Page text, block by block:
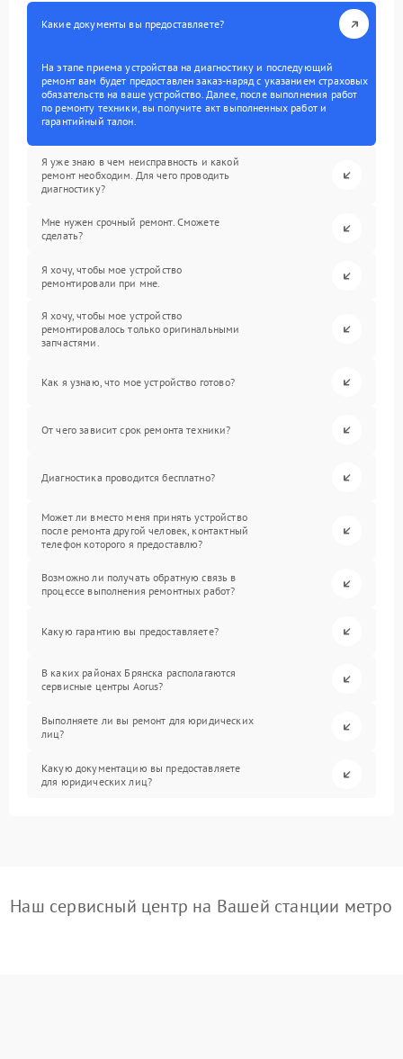
Какие документы вы предоставляете?
На этапе приема устройства на диагностику и последующий
ремонт вам будет предоставлен заказ-наряд с указанием страховых
обязательств на ваше устройство. Далее, после выполнения работ
по ремонту техники, вы получите акт выполненных работ и
гарантийный талон.
Я уже знаю в чем неисправность и какой
ремонт необходим. Для чего проводить
диагностику?
Мне нужен срочный ремонт. Сможете
сделать?
Я хочу, чтобы мое устройство
ремонтировали при мне.
Я хочу, чтобы мое устройство
ремонтировалось только оригинальными
запчастями.
Как я узнаю, что мое устройство готово?
От чего зависит срок ремонта техники?
Диагностика проводится бесплатно?
Может ли вместо меня принять устройство
после ремонта другой человек, контактный
телефон которого я предоставлю?
Возможно ли получать обратную связь в
процессе выполнения ремонтных работ?
Какую гарантию вы предоставляете?
В каких районах Брянска располагаются
сервисные центры Aorus?
Выполняете ли вы ремонт для юридических
лиц?
Какую документацию вы предоставляете
для юридических лиц?
Наш сервисный центр на Вашей станции метро